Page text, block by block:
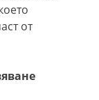
от